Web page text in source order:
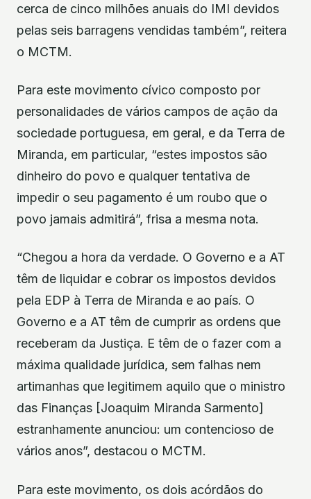
cerca de cinco milhões anuais do IMI devidos
pelas seis barragens vendidas também”, reitera
o MCTM.
Para este movimento cívico composto por
personalidades de vários campos de ação da
sociedade portuguesa, em geral, e da Terra de
Miranda, em particular, “estes impostos são
dinheiro do povo e qualquer tentativa de
impedir o seu pagamento é um roubo que o
povo jamais admitirá”, frisa a mesma nota.
“Chegou a hora da verdade. O Governo e a AT
têm de liquidar e cobrar os impostos devidos
pela EDP à Terra de Miranda e ao país. O
Governo e a AT têm de cumprir as ordens que
receberam da Justiça. E têm de o fazer com a
máxima qualidade jurídica, sem falhas nem
artimanhas que legitimem aquilo que o ministro
das Finanças [Joaquim Miranda Sarmento]
estranhamente anunciou: um contencioso de
vários anos”, destacou o MCTM.
Para este movimento, os dois acórdãos do